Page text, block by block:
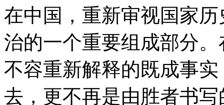
在中国，重新审视国家
治的一个重要组成部分
不容重新解释的既成事
去，更不再是由胜者书